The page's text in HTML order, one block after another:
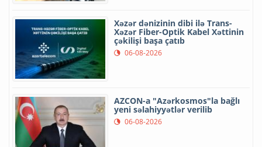
Xəzər dənizinin dibi ilə Trans-
Xəzər Fiber-Optik Kabel Xəttinin
çəkilişi başa çatıb
06-08-2026
AZCON-a "Azərkosmos"la bağlı
yeni səlahiyyətlər verilib
06-08-2026